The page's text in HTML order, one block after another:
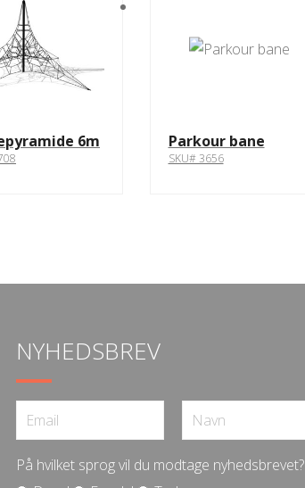
6m Parkour bane
SKU# 3656
NYHEDSBREV
På hvilket sprog vil du modtage nyhedsbrevet?